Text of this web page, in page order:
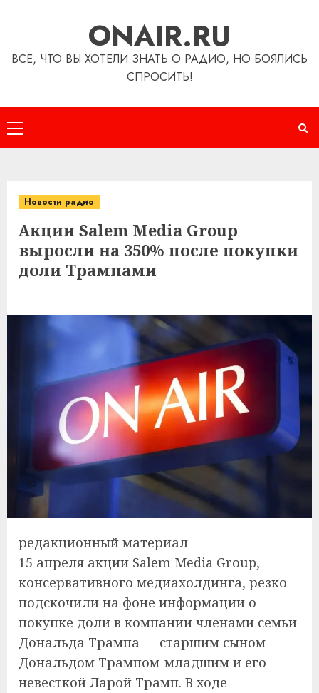
ONAIR.RU
ВСЕ, ЧТО ВЫ ХОТЕЛИ ЗНАТЬ О РАДИО, НО БОЯЛИСЬ
СПРОСИТЬ!
Основное
меню
Новости радио
Акции Salem Media Group
выросли на 350% после покупки
доли Трампами
редакционный материал
15 апреля акции Salem Media Group,
консервативного медиахолдинга, резко
подскочили на фоне информации о
покупке доли в компании членами семьи
Дональда Трампа — старшим сыном
Дональдом Трампом-младшим и его
невесткой Ларой Трамп. В ходе